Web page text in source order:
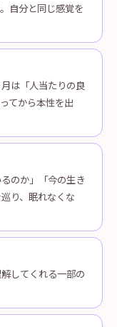
自分と同じ感覚を
は「人当たりの良
てから本性を出
のか」「今の生き
り、眠れなくな
してくれる一部の